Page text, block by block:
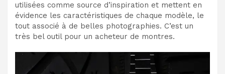
utilisées comme source d’inspiration et mettent en
évidence les caractéristiques de chaque modèle, le
tout associé à de belles photographies. C’est un
très bel outil pour un acheteur de montres.